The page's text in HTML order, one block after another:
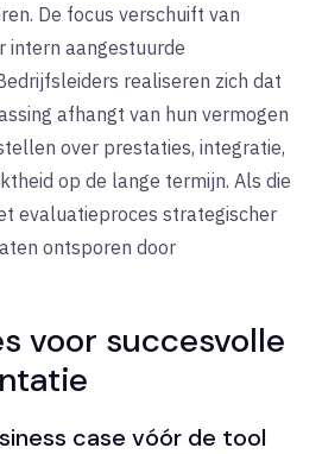
De focus verschuift van
intern aangestuurde
realiseren zich dat
afhangt van hun vermogen
over prestaties, integratie,
op de lange termijn. Als die
evaluatieproces strategischer
ontsporen door
voor succesvolle
case vóór de tool